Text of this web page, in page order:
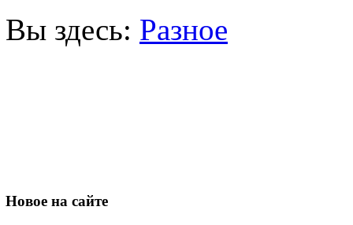
Вы здесь: Разное
Новое на сайте